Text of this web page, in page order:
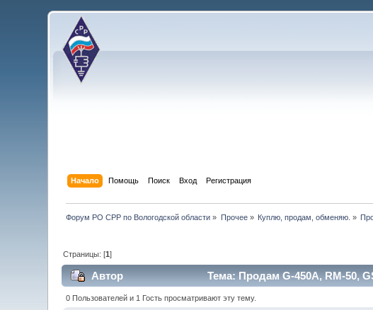
Начало Помощь Поиск Вход Регистрация
Форум РО СРР по Вологодской области » Прочее» Куплю, продам, обменяю. »
Страницы: [1]
Автор Тема: Продам G-450A, RM-50,
0 Пользователей и 1 Гость просматривают эту тему.